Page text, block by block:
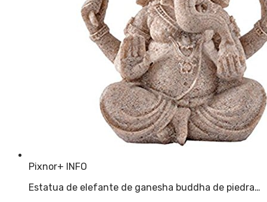
Pixnor+ INFO
Estatua de elefante de ganesha buddha de piedra…